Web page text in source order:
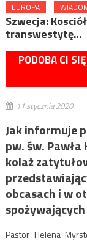
EUROPA
Szwecja:
transwestytę…
PODOBA CI
11 stycznia 2020
Jak informuje
pw. św.
kolaż
obcasach i w
Pastor Helena